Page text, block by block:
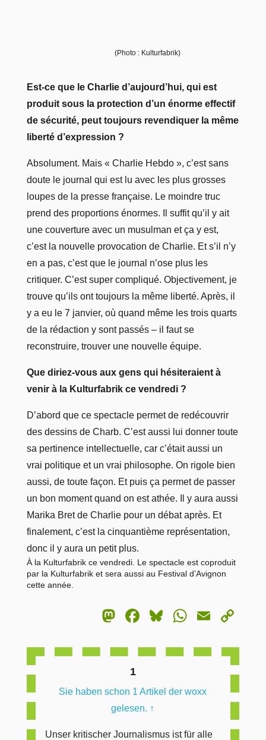
(Photo : Kulturfabrik)
Est-ce que le Charlie d’aujourd’hui, qui est
produit sous la protection d’un énorme effectif
de sécurité, peut toujours revendiquer la même
liberté d’expression ?
Absolument. Mais « Charlie Hebdo », c’est sans
doute le journal qui est lu avec les plus grosses
loupes de la presse française. Le moindre truc
prend des proportions énormes. Il suffit qu’il y ait
une couverture avec un musulman et ça y est,
c’est la nouvelle provocation de Charlie. Et s’il n’y
en a pas, c’est que le journal n’ose plus les
critiquer. C’est super compliqué. Objectivement, je
trouve qu’ils ont toujours la même liberté. Après, il
y a eu le 7 janvier, où quand même les trois quarts
de la rédaction y sont passés – il faut se
reconstruire, trouver une nouvelle équipe.
Que diriez-vous aux gens qui hésiteraient à
venir à la Kulturfabrik ce vendredi ?
D’abord que ce spectacle permet de redécouvrir
des dessins de Charb. C’est aussi lui donner toute
sa pertinence intellectuelle, car c’était aussi un
vrai politique et un vrai philosophe. On rigole bien
aussi, de toute façon. Et puis ça permet de passer
un bon moment quand on est athée. Il y aura aussi
Marika Bret de Charlie pour un débat après. Et
finalement, c’est la cinquantième représentation,
donc il y aura un petit plus.
À la Kulturfabrik ce vendredi. Le spectacle est coproduit
par la Kulturfabrik et sera aussi au Festival d’Avignon
cette année.
Mastodon
Facebook
BlueskyEmail
1
Sie haben schon 1 Artikel der woxx
gelesen. ↑
Unser kritischer Journalismus ist für alle